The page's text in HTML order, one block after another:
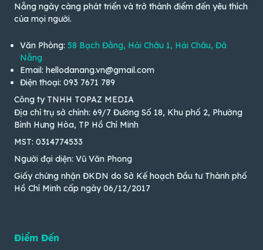
Nẵng ngày càng phát triển và trở thành điểm đến yêu thích
của mọi người.
Văn Phòng: 58 Bạch Đằng, Hải Châu 1, Hải Châu, Đà
Nẵng
Email: hellodanang.vn@gmail.com
Điện thoại: 093 7671 789
Công ty TNHH TOPAZ MEDIA
Địa chỉ trụ sở chính: 69/7 Đường Số 18, Khu phố 2, Phường
Bình Hưng Hòa, TP Hồ Chí Minh
MST: 0314774533
Người đại diện: Vũ Văn Phong
Giấy chứng nhận ĐKDN do Sở Kế hoạch Đầu tư Thành phố
Hồ Chí Minh cấp ngày 06/12/2017
Điểm Đến